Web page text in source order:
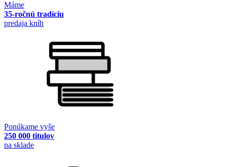
Máme
35-ročnú tradíciu
predaja kníh
Ponúkame vyše
250 000 titulov
na sklade